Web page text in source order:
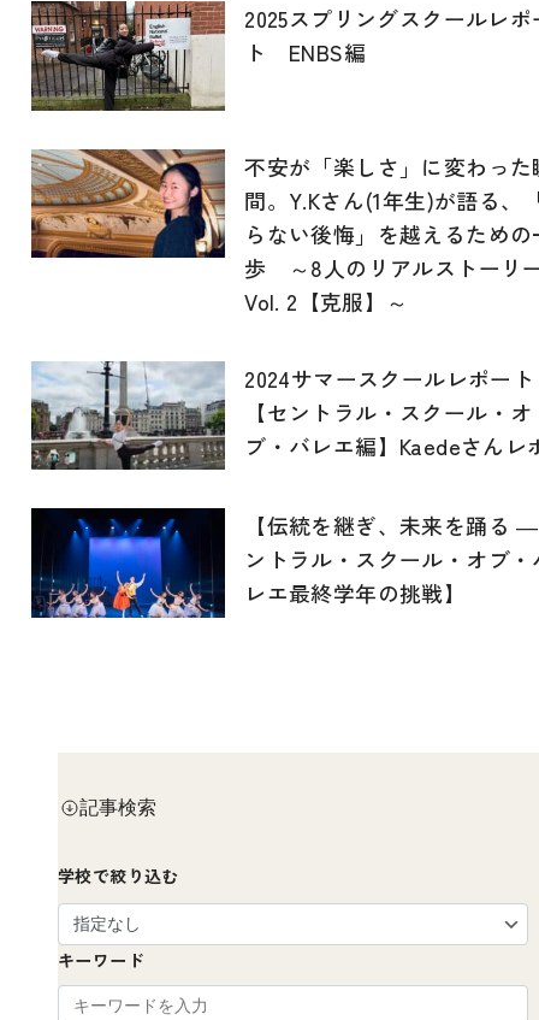
2025スプリングスクールレポ
ト ENBS編
不安が「楽しさ」に変わった
間。Y.Kさん(1年生)が語る、
らない後悔」を越えるための
歩 ～8人のリアルストーリ
Vol. 2【克服】～
2024サマースクールレポート
【セントラル・スクール・オ
ブ・バレエ編】Kaedeさんレ
【伝統を継ぎ、未来を踊る
ントラル・スクール・オブ・
レエ最終学年の挑戦】
記事検索
学校で絞り込む
キーワード